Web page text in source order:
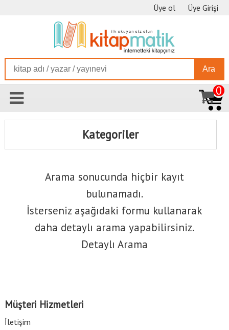
Üye ol Üye Girişi
Ara
0
Kategoriler
Arama sonucunda hiçbir kayıt
bulunamadı.
İsterseniz aşağıdaki formu kullanarak
daha detaylı arama yapabilirsiniz.
Detaylı Arama
Müşteri Hizmetleri
İletişim